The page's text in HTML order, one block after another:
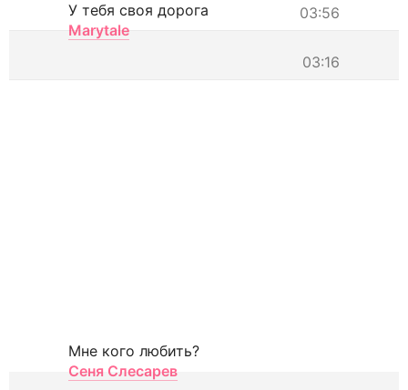
03:56
У тебя своя дорога
Marytale
03:16
Мне кого любить?
Сеня Слесарев